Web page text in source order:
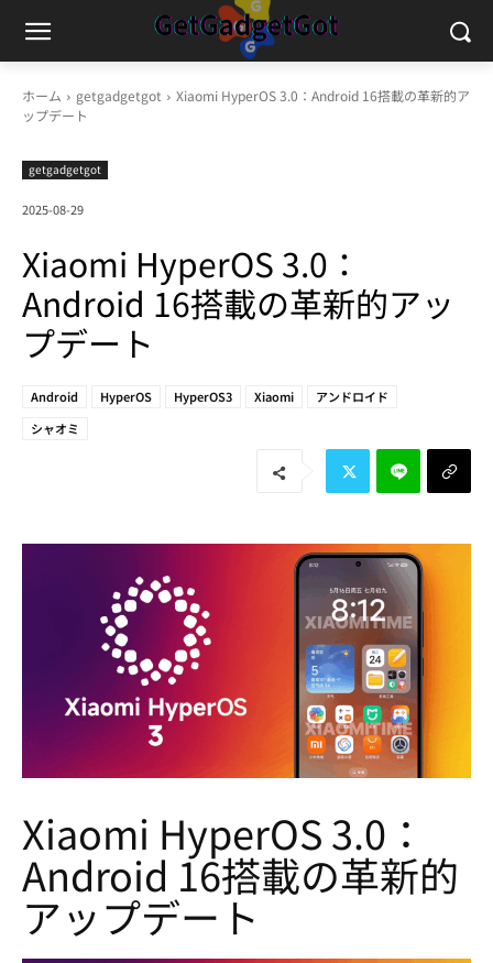
ホーム getgadgetgot
Xiaomi HyperOS 3.0：Android 16搭載の革新的ア
ップデート
getgadgetgot
2025-08-29
Xiaomi HyperOS 3.0：
Android 16搭載の革新的アッ
プデート
Android HyperOS HyperOS3 Xiaomi
アンドロイド
シャオミ
Xiaomi HyperOS 3.0：
Android 16搭載の革新的
アップデート